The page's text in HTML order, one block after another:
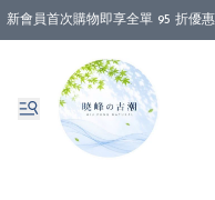
新會員首次購物即享全單 95 折優惠